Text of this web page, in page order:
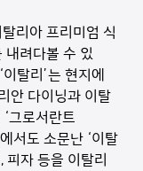
리아 프리미엄 식
내려다볼 수 있
탈리’는 현지에
안 다이닝과 이탈
그로서란트
서도 소문난 ‘이탈
피자 등을 이탈리